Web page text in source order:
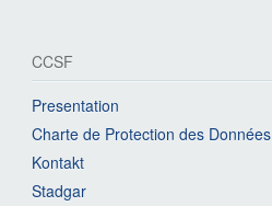
CCSF
Presentation
Charte de Protection des Données
Kontakt
Stadgar